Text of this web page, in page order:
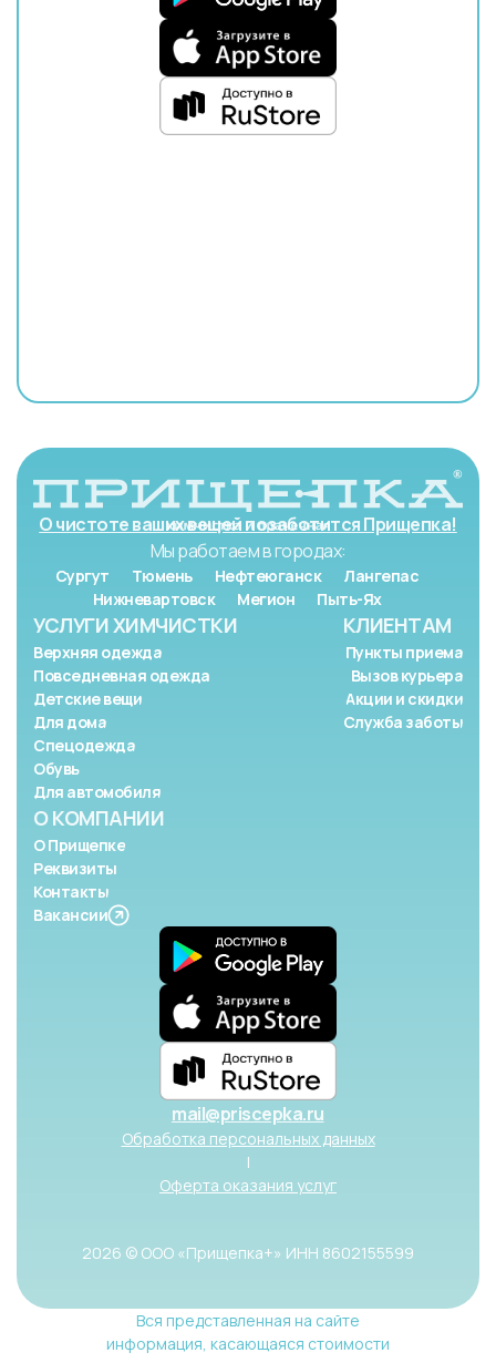
О чистоте ваших вещей позаботится Прищепка!
Мы работаем в городах:
Сургут Тюмень Нефтеюганск
Лангепас
Нижневартовск
Мегион Пыть-Ях
КЛИЕНТАМ
Пункты приема
Вызов курьера
Акции и скидки
Служба заботы
О КОМПАНИИ
О Прищепке
Реквизиты
Контакты
Вакансии
УСЛУГИ ХИМЧИСТКИ
Верхняя одежда
Повседневная одежда
Детские вещи
Для дома
Спецодежда
Обувь
Для автомобиля
mail@priscepka.ru
Обработка персональных данных
|
Оферта оказания услуг
2026 © ООО «Прищепка+» ИНН 8602155599
Вся представленная на сайте
информация, касающаяся стоимости